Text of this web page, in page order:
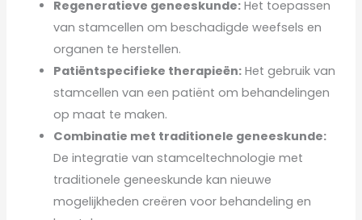
Regeneratieve geneeskunde: Het toepassen
van stamcellen om beschadigde weefsels en
organen te herstellen.
Patiëntspecifieke therapieën: Het gebruik van
stamcellen van een patiënt om behandelingen
op maat te maken.
Combinatie met traditionele geneeskunde:
De integratie van stamceltechnologie met
traditionele geneeskunde kan nieuwe
mogelijkheden creëren voor behandeling en